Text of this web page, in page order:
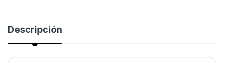
Descripción